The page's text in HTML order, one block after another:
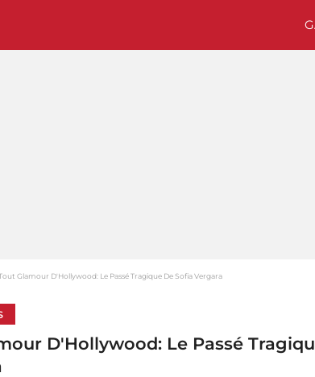
Glamour D'Hollywood: Le Passé Tragique De Sofia Vergara
D'Hollywood: Le Passé